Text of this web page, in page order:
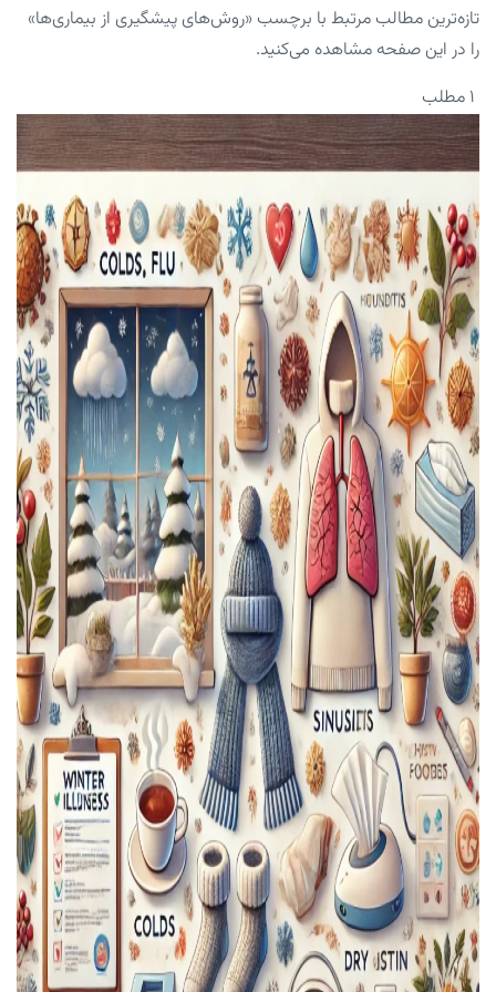
تازه‌ترین مطالب مرتبط با برچسب «روش‌های پیشگیری از بیماری‌ها»
را در این صفحه مشاهده می‌کنید.
۱ مطلب